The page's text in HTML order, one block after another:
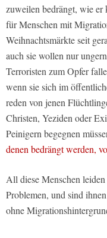
zuweilen bedrängt, wie
für Menschen mit
Weihnachtsmärkte seit
auch sie wollen nur
Terroristen zum Opfer
wenn sie sich im
reden von jenen
Christen, Yeziden oder
Peinigern begegnen
denen bedrängt werden,
All diese Menschen
Problemen, und sind
ohne